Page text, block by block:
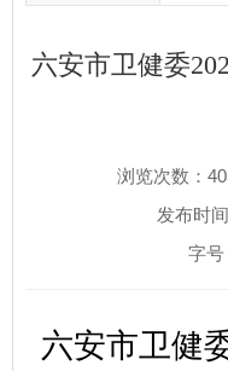
六安市卫健委
浏览次数：
发布时
字号
六安市卫健